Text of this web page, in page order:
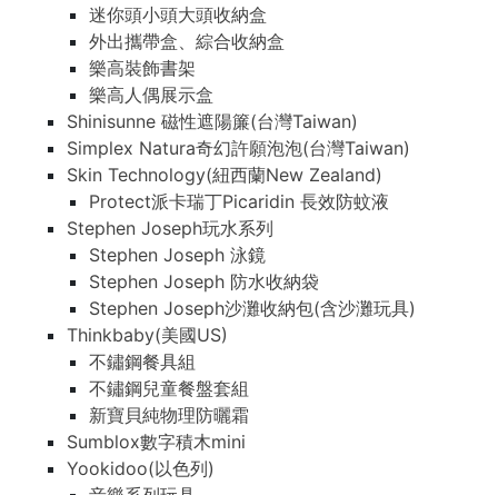
迷你頭小頭大頭收納盒
外出攜帶盒、綜合收納盒
樂高裝飾書架
樂高人偶展示盒
Shinisunne 磁性遮陽簾(台灣Taiwan)
Simplex Natura奇幻許願泡泡(台灣Taiwan)
Skin Technology(紐西蘭New Zealand)
Protect派卡瑞丁Picaridin 長效防蚊液
Stephen Joseph玩水系列
Stephen Joseph 泳鏡
Stephen Joseph 防水收納袋
Stephen Joseph沙灘收納包(含沙灘玩具)
Thinkbaby(美國US)
不鏽鋼餐具組
不鏽鋼兒童餐盤套組
新寶貝純物理防曬霜
Sumblox數字積木mini
Yookidoo(以色列)